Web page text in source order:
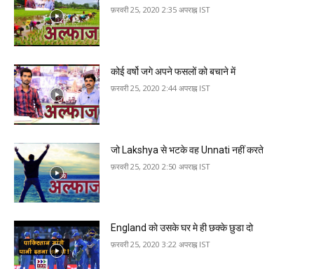
फ़रवरी 25, 2020 2:35 अपराह्न IST
कोई वर्षो जगे अपने फसलों को बचाने में
फ़रवरी 25, 2020 2:44 अपराह्न IST
जो Lakshya से भटके व‍ह Unnati न‍हीं करते
फ़रवरी 25, 2020 2:50 अपराह्न IST
England काे उसके घर मे ही छक्‍के छुडा दो
फ़रवरी 25, 2020 3:22 अपराह्न IST